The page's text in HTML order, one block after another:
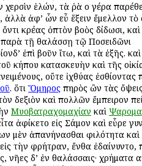
ἑλών, τὰ ῥὰ οἱ γέρα
, ἀλλὰ ἀφ’ ὧν εὖ ἕξειν ἔμελλον
κρέας ὀπτὸν βοὸς δίδωσι,
τῇ θαλάσσῃ τῷ Ποσειδῶνι
ἐπὶ βοῦν ἴτω, καὶ τὰ ἑξῆς. καὶ
κήπου κατασκευὴν καὶ τῆς
οὔτε ἰχθύας ἐσθίοντας
. ὅτι Ὅμηρος πηρὸς ὢν τὰς
δεξιὸν καὶ πολλῶν ἔμπειρον
Μυοβατραχομαχίαν καὶ
ἀφίκετο εἰς Σάμον καὶ εὗρε
μὲν ἀπανήνασθαι φιλότητα καὶ
τὴν φρήτραν, ἔνθα ἐδαίνυντο,
νῆες δ’ ἐν θαλάσσαις· χρήματα